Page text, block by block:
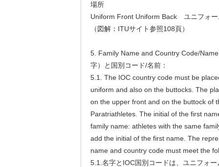
場所
Uniform Front Uniform Back ユニフォー
（図解：ITUサイト参照108頁）
5. Family Name and Country Code/
字）と国別コード/名前：
5.1. The IOC country code must be
uniform and also on the buttocks. The
on the upper front and on the buttock of
Paratriathletes. The initial of the first
family name: athletes with the same
add the initial of the first name. The
name and country code must meet the
5.1.名字とIOC国別コードは、ユニフォ